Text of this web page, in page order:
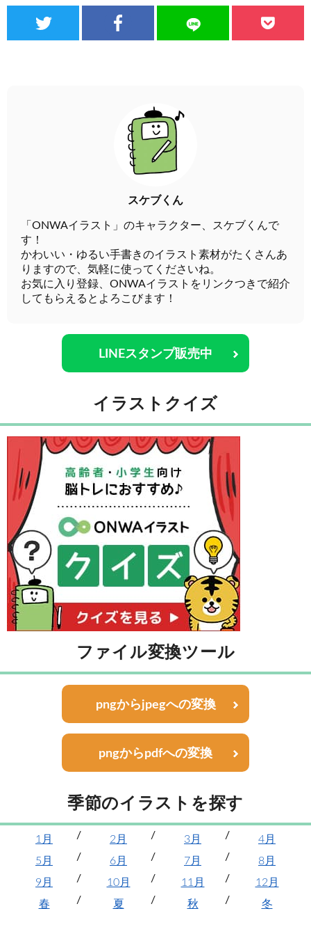
スケブくん
「ONWAイラスト」のキャラクター、スケブくんで
す！
かわいい・ゆるい手書きのイラスト素材がたくさんあ
りますので、気軽に使ってくださいね。
お気に入り登録、ONWAイラストをリンクつきで紹介
してもらえるとよろこびます！
LINEスタンプ販売中
イラストクイズ
ファイル変換ツール
pngからjpegへの変換
pngからpdfへの変換
季節のイラストを探す
1月 2月 3月
4月
5月
6月 7月
8月
9月
10月 11月
12月
春
夏 秋 冬